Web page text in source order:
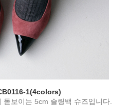
1(4colors)
돋보이는 5cm 슬링백 슈즈입니다.